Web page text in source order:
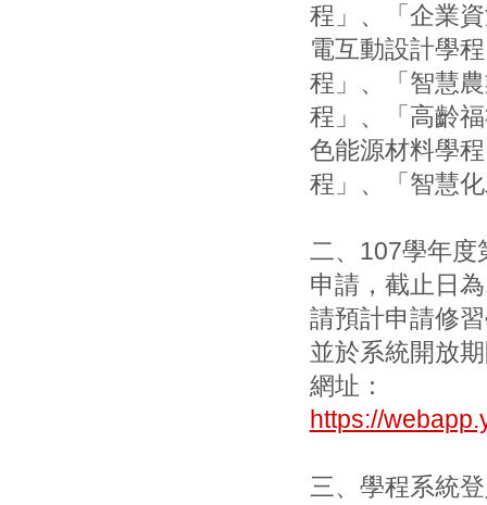
程」、「企業
電互動設計學
程」、「智慧
程」、「高齡
色能源材料學
程」、「智慧
二、107學年度
申請，截止日
請預計申請修
並於系統開放
網址：
https://
三、學程系統